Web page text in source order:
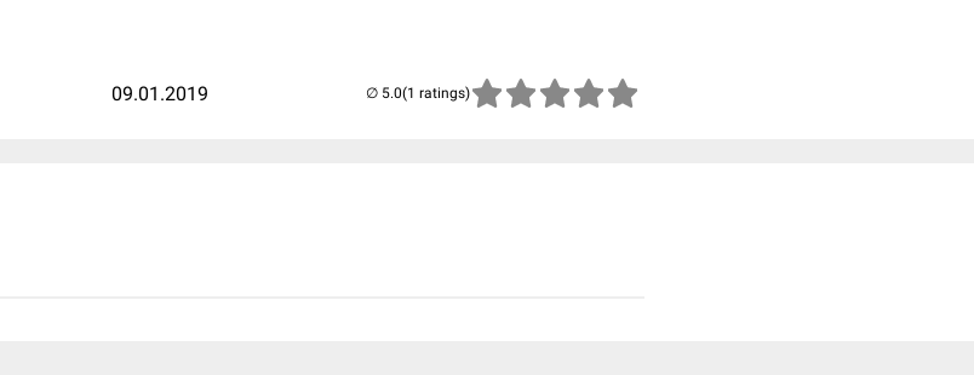
09.01.2019 (1 ratings)